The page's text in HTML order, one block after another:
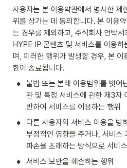
사용자는 본 이용약관에서 명시한 제
위를 삼가는 데 동의합니다. 본 이용
는 경우를 제외하고, 주식회사 언박서
HYPE IP 콘텐츠 및 서비스를 이용하
며, 이러한 행위가 발생할 경우, 본 이
한이 종료됩니다.
•
불법 또는 본래 이용범위를 벗어
관 및 특정 서비스에 관한 제3자
반하여 서비스를 이용하는 행위
•
다른 사용자의 서비스 이용을 방
부정적인 영향을 주거나, 서비스
파손을 초래하는 방식으로 서비
• 서비스 보안을 훼손하는 행위